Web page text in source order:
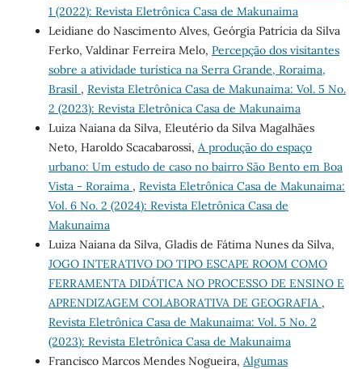
1 (2022): Revista Eletrônica Casa de Makunaima
Leidiane do Nascimento Alves, Geórgia Patrícia da Silva
Ferko, Valdinar Ferreira Melo, Percepção dos visitantes
sobre a atividade turística na Serra Grande, Roraima,
Brasil , Revista Eletrônica Casa de Makunaima: Vol. 5 No.
2 (2023): Revista Eletrônica Casa de Makunaima
Luiza Naiana da Silva, Eleutério da Silva Magalhães
Neto, Haroldo Scacabarossi, A produção do espaço
urbano: Um estudo de caso no bairro São Bento em Boa
Vista - Roraima , Revista Eletrônica Casa de Makunaima:
Vol. 6 No. 2 (2024): Revista Eletrônica Casa de
Makunaima
Luiza Naiana da Silva, Gladis de Fátima Nunes da Silva,
JOGO INTERATIVO DO TIPO ESCAPE ROOM COMO
FERRAMENTA DIDÁTICA NO PROCESSO DE ENSINO E
APRENDIZAGEM COLABORATIVA DE GEOGRAFIA ,
Revista Eletrônica Casa de Makunaima: Vol. 5 No. 2
(2023): Revista Eletrônica Casa de Makunaima
Francisco Marcos Mendes Nogueira, Algumas